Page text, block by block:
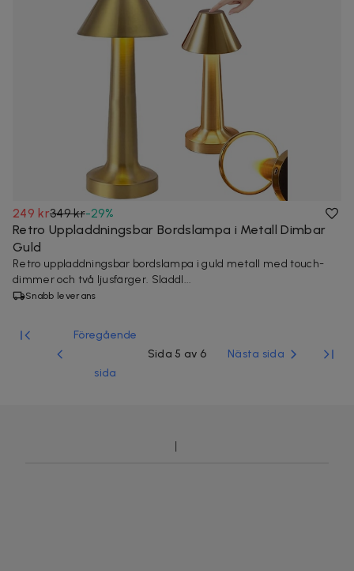
249 kr349 kr-29%
Retro Uppladdningsbar Bordslampa i Metall Dimbar
Guld
Retro uppladdningsbar bordslampa i guld metall med touch-
dimmer och två ljusfärger. Sladdl...
Snabb leverans
Föregående
sida
Sida 5 av 6 Nästa sida